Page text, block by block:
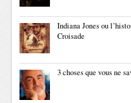
Indiana Jones ou
Croisade
3 choses que vous ne